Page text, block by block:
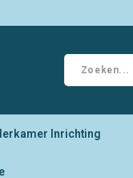
Inrichting